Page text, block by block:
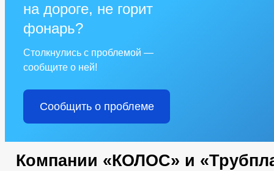
на дороге, не горит
фонарь?
Столкнулись с проблемой —
сообщите о ней!
Сообщить о проблеме
Компании «КОЛОС» и